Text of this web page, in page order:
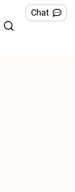
Chat